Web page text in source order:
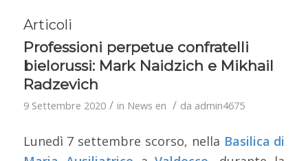
Articoli
Professioni perpetue confratelli
bielorussi: Mark Naidzich e Mikhail
Radzevich
9 Settembre 2020 / in News en / da admin4675
Lunedì 7 settembre scorso, nella Basilica di